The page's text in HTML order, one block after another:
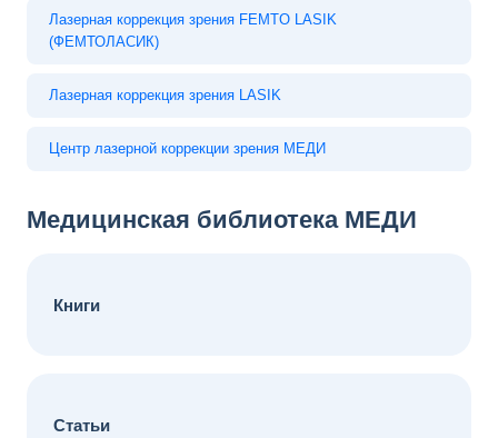
Лазерная коррекция зрения FEMTO LASIK
(ФЕМТОЛАСИК)
Лазерная коррекция зрения LASIK
Центр лазерной коррекции зрения МЕДИ
Медицинская библиотека МЕДИ
Книги
Статьи